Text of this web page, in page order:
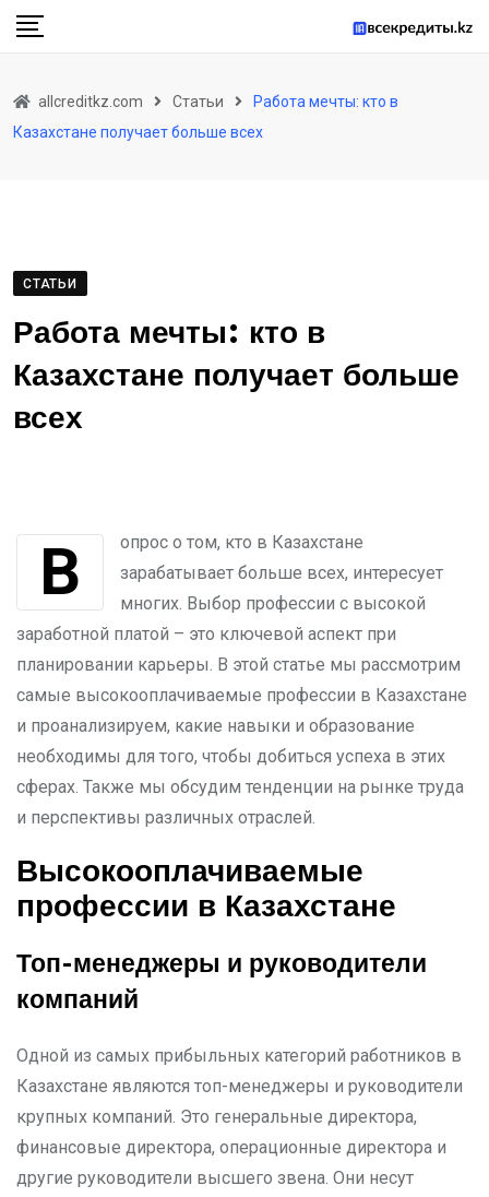
Skip
allcreditkz.com Статьи
Работа мечты: кто в
Казахстане получает больше всех
СТАТЬИ
Работа мечты: кто в
Казахстане получает больше
всех
Вопрос о том, кто в Казахстане
зарабатывает больше всех, интересует
многих. Выбор профессии с высокой
заработной платой – это ключевой аспект при
планировании карьеры. В этой статье мы рассмотрим
самые высокооплачиваемые профессии в Казахстане
и проанализируем, какие навыки и образование
необходимы для того, чтобы добиться успеха в этих
сферах. Также мы обсудим тенденции на рынке труда
и перспективы различных отраслей.
Высокооплачиваемые
профессии в Казахстане
Топ-менеджеры и руководители
компаний
Одной из самых прибыльных категорий работников в
Казахстане являются топ-менеджеры и руководители
крупных компаний. Это генеральные директора,
финансовые директора, операционные директора и
другие руководители высшего звена. Они несут